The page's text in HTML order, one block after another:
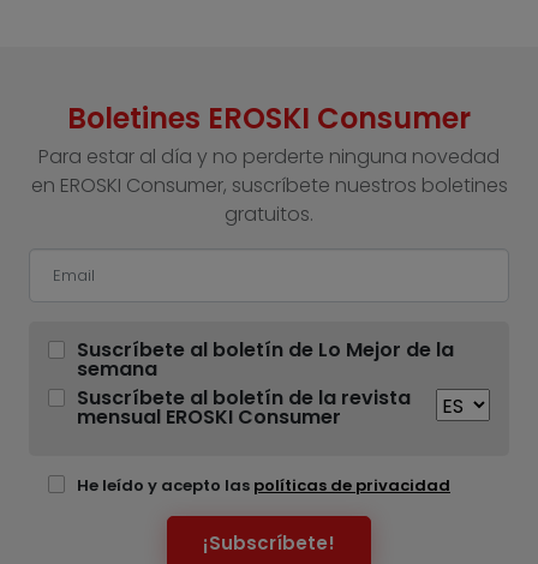
Boletines EROSKI Consumer
Para estar al día y no perderte ninguna novedad
en EROSKI Consumer, suscríbete nuestros boletines
gratuitos.
Suscríbete al boletín de Lo Mejor de la
semana
Suscríbete al boletín de la revista
mensual EROSKI Consumer
He leído y acepto las políticas de privacidad
¡Subscríbete!